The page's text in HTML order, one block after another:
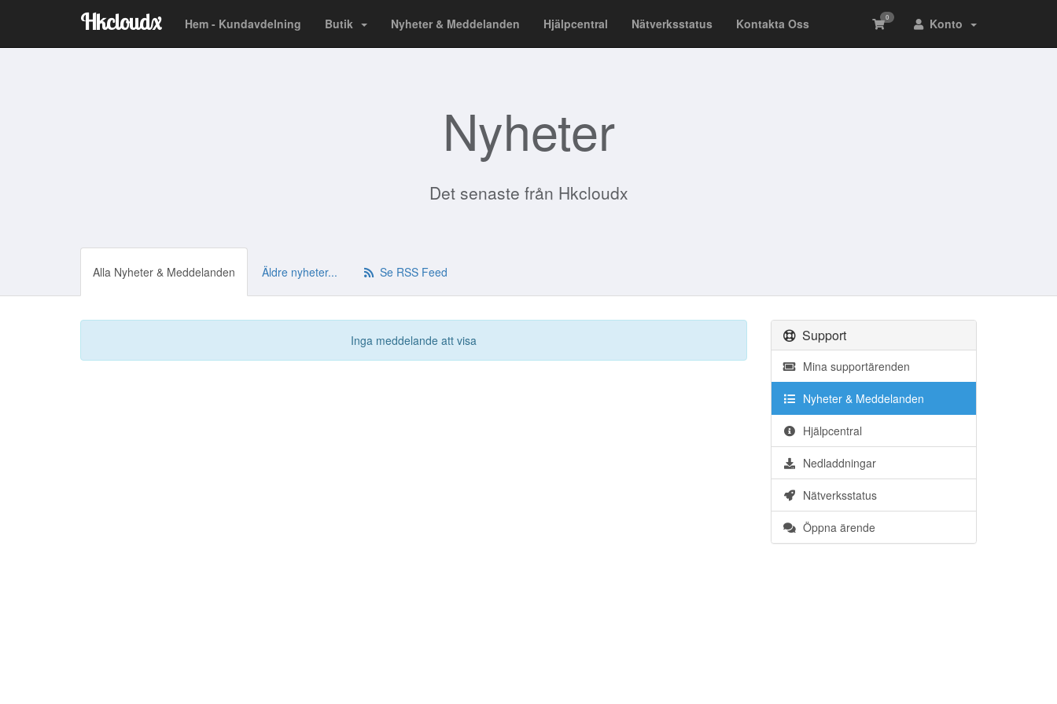
Hkcloudx 0 Konto
Hem - Kundavdelning Butik Nyheter & Meddelanden Hjälpcentral Nätverksstatus Kontakta Oss
Nyheter
Det senaste från Hkcloudx
Alla Nyheter & Meddelanden Äldre nyheter... Se RSS Feed
Inga meddelande att visa Support
Mina supportärenden
Nyheter & Meddelanden
Hjälpcentral
Nedladdningar
Nätverksstatus
Öppna ärende